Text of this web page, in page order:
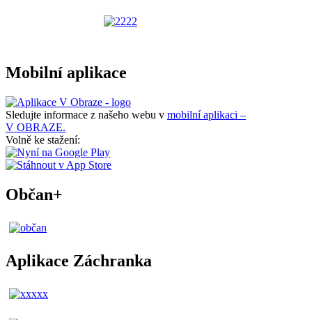
Mobilní aplikace
Sledujte informace z našeho webu v mobilní aplikaci –
V OBRAZE.
Volně ke stažení:
Občan+
Aplikace Záchranka